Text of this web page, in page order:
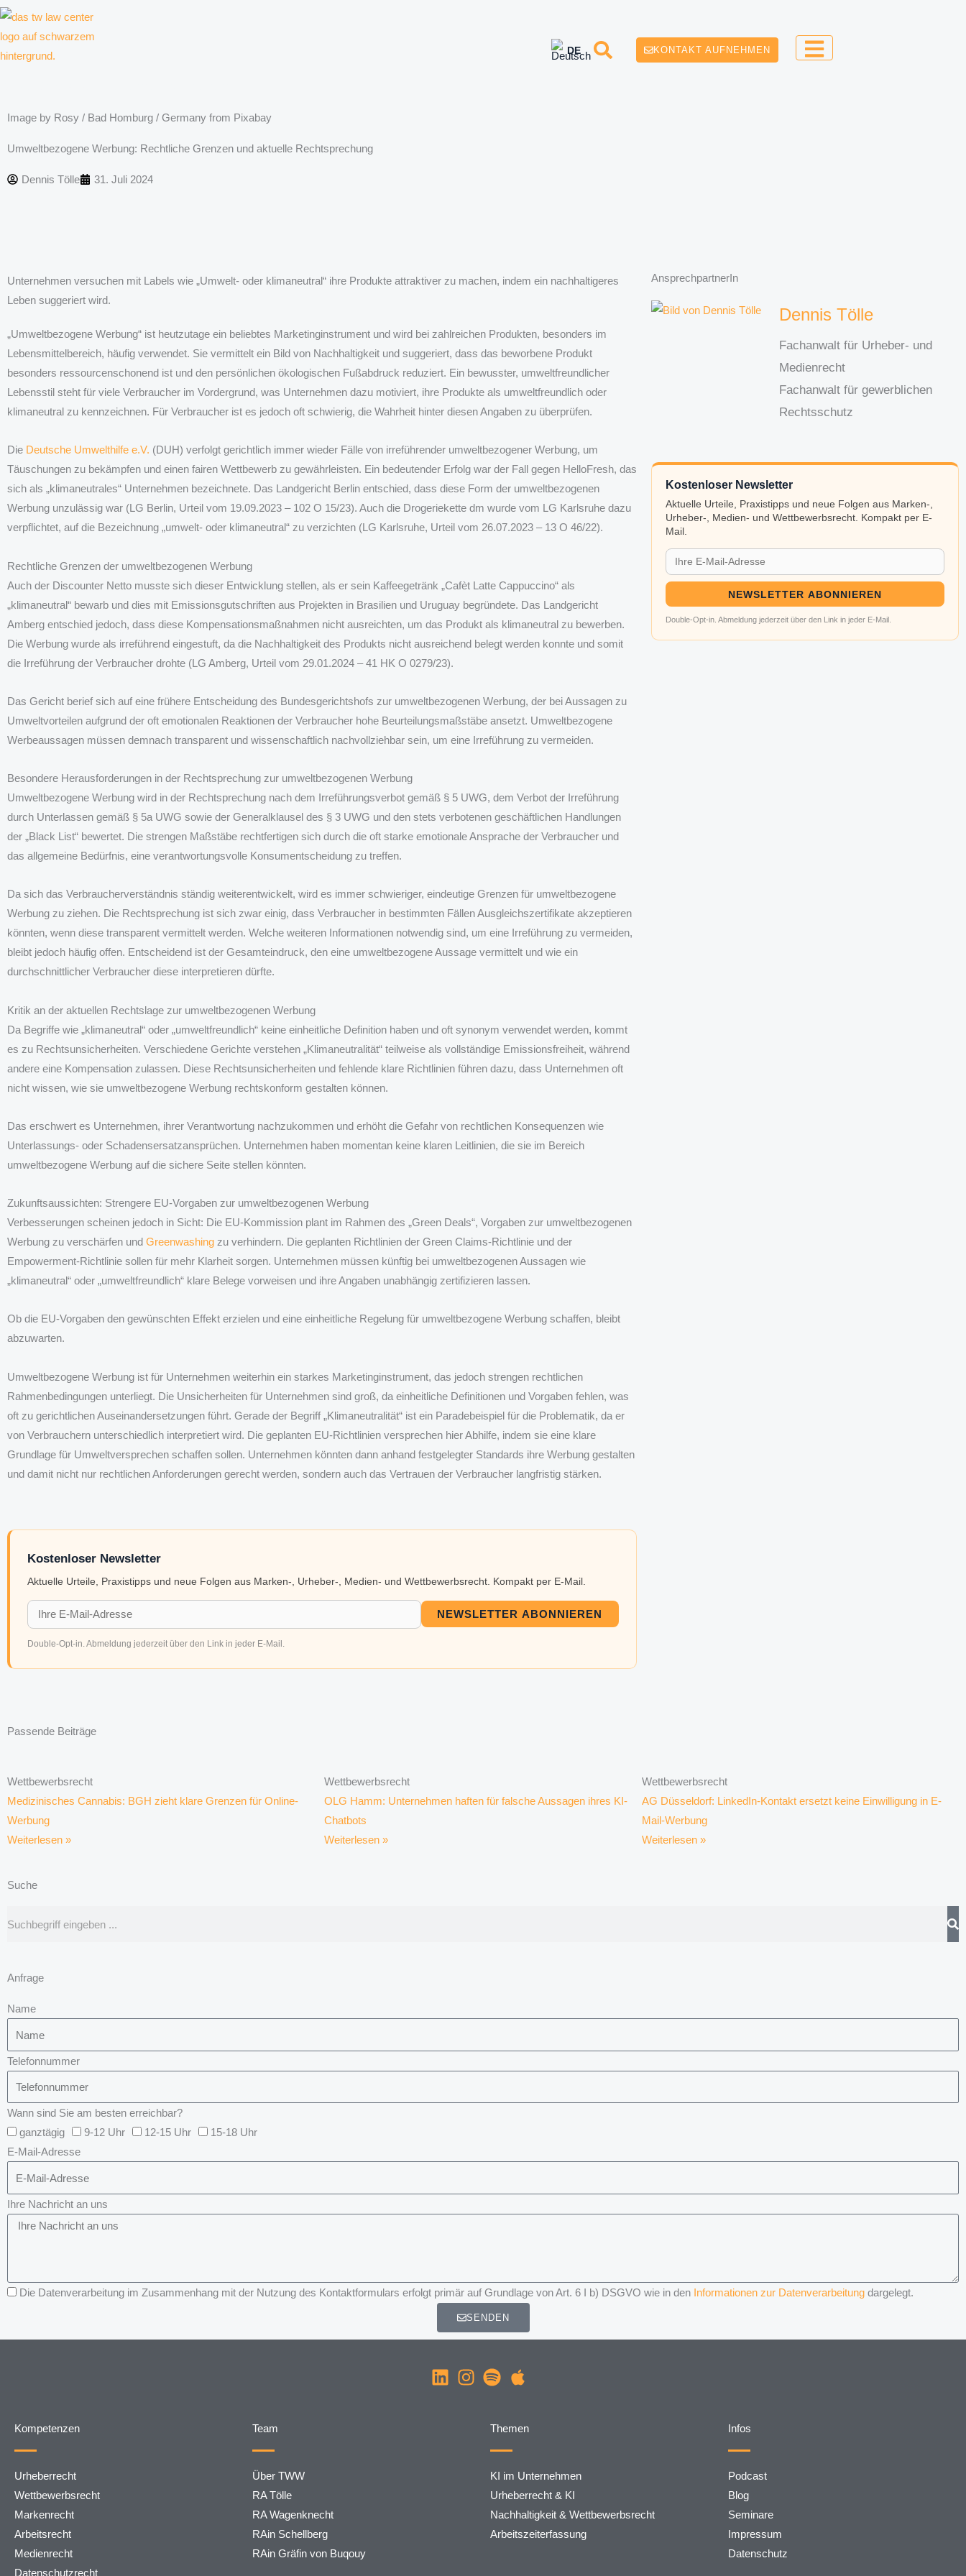
Zum
KONTAKT AUFNEHMEN
Image by Rosy / Bad Homburg / Germany from Pixabay
Umweltbezogene Werbung: Rechtliche Grenzen und aktuelle Rechtsprechung
Dennis Tölle 31. Juli 2024
Unternehmen versuchen mit Labels wie „Umwelt- oder klimaneutral“ ihre Produkte attraktiver zu machen, indem ein nachhaltigeres
Leben suggeriert wird.
„Umweltbezogene Werbung“ ist heutzutage ein beliebtes Marketinginstrument und wird bei zahlreichen Produkten, besonders im
Lebensmittelbereich, häufig verwendet. Sie vermittelt ein Bild von Nachhaltigkeit und suggeriert, dass das beworbene Produkt
besonders ressourcenschonend ist und den persönlichen ökologischen Fußabdruck reduziert. Ein bewusster, umweltfreundlicher
Lebensstil steht für viele Verbraucher im Vordergrund, was Unternehmen dazu motiviert, ihre Produkte als umweltfreundlich oder
klimaneutral zu kennzeichnen. Für Verbraucher ist es jedoch oft schwierig, die Wahrheit hinter diesen Angaben zu überprüfen.
Die Deutsche Umwelthilfe e.V. (DUH) verfolgt gerichtlich immer wieder Fälle von irreführender umweltbezogener Werbung, um
Täuschungen zu bekämpfen und einen fairen Wettbewerb zu gewährleisten. Ein bedeutender Erfolg war der Fall gegen HelloFresh, das
sich als „klimaneutrales“ Unternehmen bezeichnete. Das Landgericht Berlin entschied, dass diese Form der umweltbezogenen
Werbung unzulässig war (LG Berlin, Urteil vom 19.09.2023 – 102 O 15/23). Auch die Drogeriekette dm wurde vom LG Karlsruhe dazu
verpflichtet, auf die Bezeichnung „umwelt- oder klimaneutral“ zu verzichten (LG Karlsruhe, Urteil vom 26.07.2023 – 13 O 46/22).
Rechtliche Grenzen der umweltbezogenen Werbung
Auch der Discounter Netto musste sich dieser Entwicklung stellen, als er sein Kaffeegetränk „Cafèt Latte Cappuccino“ als
„klimaneutral“ bewarb und dies mit Emissionsgutschriften aus Projekten in Brasilien und Uruguay begründete. Das Landgericht
Amberg entschied jedoch, dass diese Kompensationsmaßnahmen nicht ausreichten, um das Produkt als klimaneutral zu bewerben.
Die Werbung wurde als irreführend eingestuft, da die Nachhaltigkeit des Produkts nicht ausreichend belegt werden konnte und somit
die Irreführung der Verbraucher drohte (LG Amberg, Urteil vom 29.01.2024 – 41 HK O 0279/23).
Das Gericht berief sich auf eine frühere Entscheidung des Bundesgerichtshofs zur umweltbezogenen Werbung, der bei Aussagen zu
Umweltvorteilen aufgrund der oft emotionalen Reaktionen der Verbraucher hohe Beurteilungsmaßstäbe ansetzt. Umweltbezogene
Werbeaussagen müssen demnach transparent und wissenschaftlich nachvollziehbar sein, um eine Irreführung zu vermeiden.
Besondere Herausforderungen in der Rechtsprechung zur umweltbezogenen Werbung
Umweltbezogene Werbung wird in der Rechtsprechung nach dem Irreführungsverbot gemäß § 5 UWG, dem Verbot der Irreführung
durch Unterlassen gemäß § 5a UWG sowie der Generalklausel des § 3 UWG und den stets verbotenen geschäftlichen Handlungen
der „Black List“ bewertet. Die strengen Maßstäbe rechtfertigen sich durch die oft starke emotionale Ansprache der Verbraucher und
das allgemeine Bedürfnis, eine verantwortungsvolle Konsumentscheidung zu treffen.
Da sich das Verbraucherverständnis ständig weiterentwickelt, wird es immer schwieriger, eindeutige Grenzen für umweltbezogene
Werbung zu ziehen. Die Rechtsprechung ist sich zwar einig, dass Verbraucher in bestimmten Fällen Ausgleichszertifikate akzeptieren
könnten, wenn diese transparent vermittelt werden. Welche weiteren Informationen notwendig sind, um eine Irreführung zu vermeiden,
bleibt jedoch häufig offen. Entscheidend ist der Gesamteindruck, den eine umweltbezogene Aussage vermittelt und wie ein
durchschnittlicher Verbraucher diese interpretieren dürfte.
Kritik an der aktuellen Rechtslage zur umweltbezogenen Werbung
Da Begriffe wie „klimaneutral“ oder „umweltfreundlich“ keine einheitliche Definition haben und oft synonym verwendet werden, kommt
es zu Rechtsunsicherheiten. Verschiedene Gerichte verstehen „Klimaneutralität“ teilweise als vollständige Emissionsfreiheit, während
andere eine Kompensation zulassen. Diese Rechtsunsicherheiten und fehlende klare Richtlinien führen dazu, dass Unternehmen oft
nicht wissen, wie sie umweltbezogene Werbung rechtskonform gestalten können.
Das erschwert es Unternehmen, ihrer Verantwortung nachzukommen und erhöht die Gefahr von rechtlichen Konsequenzen wie
Unterlassungs- oder Schadensersatzansprüchen. Unternehmen haben momentan keine klaren Leitlinien, die sie im Bereich
umweltbezogene Werbung auf die sichere Seite stellen könnten.
Zukunftsaussichten: Strengere EU-Vorgaben zur umweltbezogenen Werbung
Verbesserungen scheinen jedoch in Sicht: Die EU-Kommission plant im Rahmen des „Green Deals“, Vorgaben zur umweltbezogenen
Werbung zu verschärfen und Greenwashing zu verhindern. Die geplanten Richtlinien der Green Claims-Richtlinie und der
Empowerment-Richtlinie sollen für mehr Klarheit sorgen. Unternehmen müssen künftig bei umweltbezogenen Aussagen wie
„klimaneutral“ oder „umweltfreundlich“ klare Belege vorweisen und ihre Angaben unabhängig zertifizieren lassen.
Ob die EU-Vorgaben den gewünschten Effekt erzielen und eine einheitliche Regelung für umweltbezogene Werbung schaffen, bleibt
abzuwarten.
Umweltbezogene Werbung ist für Unternehmen weiterhin ein starkes Marketinginstrument, das jedoch strengen rechtlichen
Rahmenbedingungen unterliegt. Die Unsicherheiten für Unternehmen sind groß, da einheitliche Definitionen und Vorgaben fehlen, was
oft zu gerichtlichen Auseinandersetzungen führt. Gerade der Begriff „Klimaneutralität“ ist ein Paradebeispiel für die Problematik, da er
von Verbrauchern unterschiedlich interpretiert wird. Die geplanten EU-Richtlinien versprechen hier Abhilfe, indem sie eine klare
Grundlage für Umweltversprechen schaffen sollen. Unternehmen könnten dann anhand festgelegter Standards ihre Werbung gestalten
und damit nicht nur rechtlichen Anforderungen gerecht werden, sondern auch das Vertrauen der Verbraucher langfristig stärken.
Kostenloser Newsletter
Aktuelle Urteile, Praxistipps und neue Folgen aus Marken-, Urheber-, Medien- und Wettbewerbsrecht. Kompakt per E-Mail.
NEWSLETTER ABONNIEREN
Double-Opt-in. Abmeldung jederzeit über den Link in jeder E-Mail.
AnsprechpartnerIn
Dennis Tölle
Fachanwalt für Urheber- und
Medienrecht
Fachanwalt für gewerblichen
Rechtsschutz
Kostenloser Newsletter
Aktuelle Urteile, Praxistipps und neue Folgen aus Marken-,
Urheber-, Medien- und Wettbewerbsrecht. Kompakt per E-
Mail.
NEWSLETTER ABONNIEREN
Double-Opt-in. Abmeldung jederzeit über den Link in jeder E-Mail.
Passende Beiträge
Wettbewerbsrecht
Medizinisches Cannabis: BGH zieht klare Grenzen für Online-
Werbung
Weiterlesen »
Wettbewerbsrecht
OLG Hamm: Unternehmen haften für falsche Aussagen ihres KI-
Chatbots
Weiterlesen »
Wettbewerbsrecht
AG Düsseldorf: LinkedIn-Kontakt ersetzt keine Einwilligung in E-
Mail-Werbung
Weiterlesen »
Suche
Anfrage
Name
Telefonnummer
Wann sind Sie am besten erreichbar?
ganztägig
9-12 Uhr 12-15 Uhr
15-18 Uhr
E-Mail-Adresse
Ihre Nachricht an uns
Die Datenverarbeitung im Zusammenhang mit der Nutzung des Kontaktformulars erfolgt primär auf Grundlage von Art. 6 I b) DSGVO wie in den Informationen zur Datenverarbeitung dargelegt.
SENDEN
Kompetenzen
Urheberrecht
Wettbewerbsrecht
Markenrecht
Arbeitsrecht
Medienrecht
Datenschutzrecht
Team
Über TWW
RA Tölle
RA Wagenknecht
RAin Schellberg
RAin Gräfin von Buqouy
Themen
KI im Unternehmen
Urheberrecht & KI
Nachhaltigkeit & Wettbewerbsrecht
Arbeitszeiterfassung
Infos
Podcast
Blog
Seminare
Impressum
Datenschutz